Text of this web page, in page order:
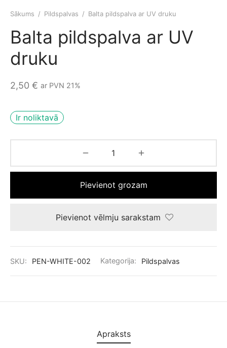
Sākums / Pildspalvas / Balta pildspalva ar UV druku
Balta pildspalva ar UV
druku
2,50 € ar PVN 21%
Ir noliktavā
Pievienot grozam
Pievienot vēlmju sarakstam
SKU: PEN-WHITE-002 Kategorija: Pildspalvas
Apraksts